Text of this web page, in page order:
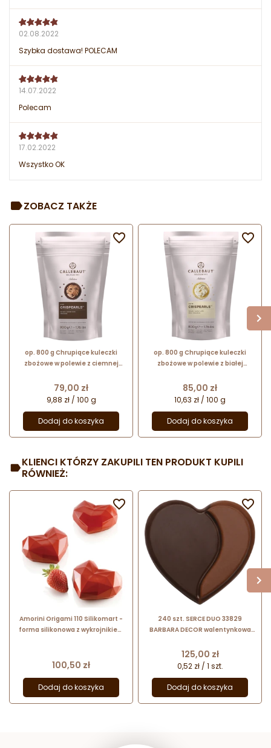
02.08.2022
Szybka dostawa! POLECAM
14.07.2022
Polecam
17.02.2022
Wszystko OK
ZOBACZ TAKŻE
op. 800 g Chrupiące kuleczki
zbożowe w polewie z ciemnej
Crispearls™ Callebaut
Cena
79,00 zł
9,88 zł / 100 g
Dodaj do koszyka

op. 800 g Chrupiące kuleczki
zbożowe w polewie z białej
Callebaut
Cena
85,00 zł
10,63 zł / 100 g
Dodaj do koszyka

KLIENCI KTÓRZY ZAKUPILI TEN PRODUKT KUPILI
RÓWNIEŻ:
Amorini Origami 110 Silikomart -
forma silikonowa z wykrojnikiem
Cena
100,50 zł
Dodaj do koszyka

240 szt. SERCE DUO 33829
BARBARA DECOR walentynkowa
czekolady dł. 34 mm
Cena
125,00 zł
0,52 zł / 1 szt.
Dodaj do koszyka
